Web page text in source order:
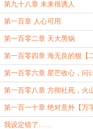
第九十八章 未来很诱人
第一百章 人心可用
第一百零二章 天大黑锅
第一百零四章 海无良的狠【
一】
第一百零六章 星芒收心，问
【万字】
第一百零八章 方彻社死，火
【万字】
第一百一十章 绝对意外【万
我设定错了……